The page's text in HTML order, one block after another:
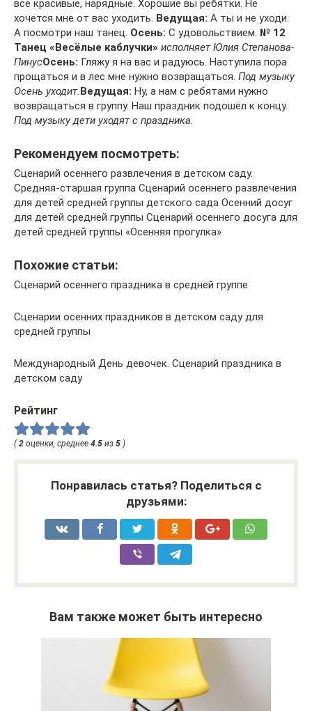
все красивые, нарядные. Хорошие вы ребятки. Не
хочется мне от вас уходить. Ведущая: А ты и не уходи.
А посмотри наш танец. Осень: С удовольствием. № 12
Танец «Весёлые каблучки» исполняет Юлия Степанова-
ПинусОсень: Гляжу я на вас и радуюсь. Наступила пора
прощаться и в лес мне нужно возвращаться. Под музыку
Осень уходит.Ведущая: Ну, а нам с ребятами нужно
возвращаться в группу. Наш праздник подошёл к концу.
Под музыку дети уходят с праздника.
Рекомендуем посмотреть:
Сценарий осеннего развлечения в детском саду.
Средняя-старшая группа Сценарий осеннего развлечения
для детей средней группы детского сада Осенний досуг
для детей средней группы Сценарий осеннего досуга для
детей средней группы «Осенняя прогулка»
Похожие статьи:
Сценарий осеннего праздника в средней группе
Сценарии осенних праздников в детском саду для
средней группы
Международный День девочек. Сценарий праздника в
детском саду
Рейтинг
(2 оценки, среднее 4.5 из 5 )
Понравилась статья? Поделиться с
друзьями:
Вам также может быть интересно